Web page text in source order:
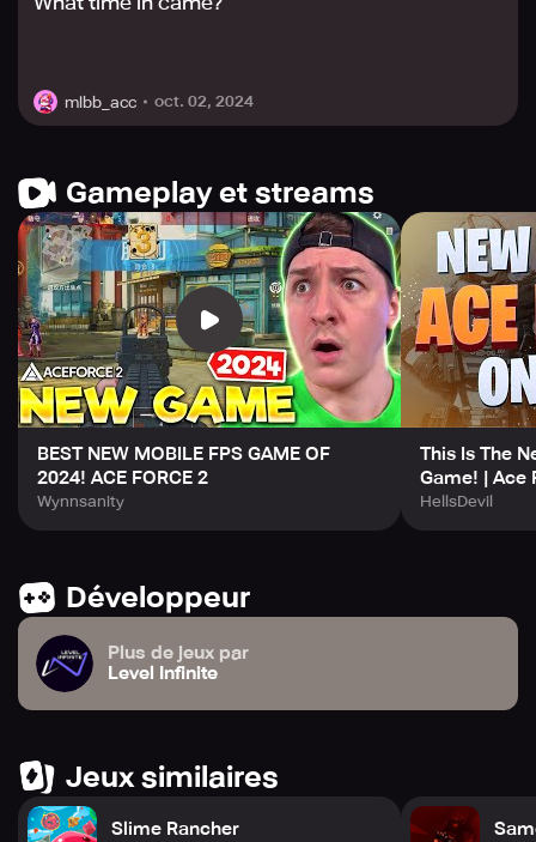
Remportez le round pour obtenir de l'argent
mitrailleuses.
mlbb_acc oct. 02, 2024
Gameplay et streams
BEST NEW MOBILE FPS GAME OF
2024! ACE FORCE 2
Wynnsanity
This Is The
Game! | Ace
HellsDevil
Développeur
Plus de jeux par
Level Infinite
Jeux similaires
Slime Rancher